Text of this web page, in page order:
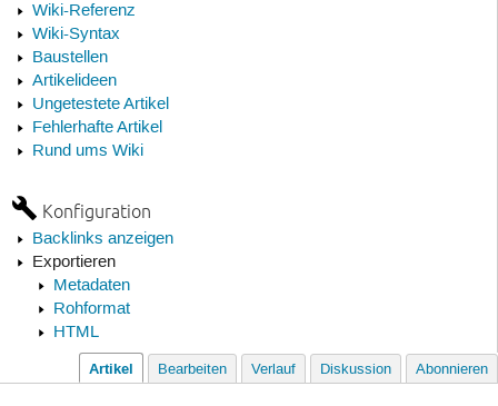
Wiki-Referenz
Wiki-Syntax
Baustellen
Artikelideen
Ungetestete Artikel
Fehlerhafte Artikel
Rund ums Wiki
Konfiguration
Backlinks anzeigen
Exportieren
Metadaten
Rohformat
HTML
Artikel Bearbeiten Verlauf Diskussion Abonnieren